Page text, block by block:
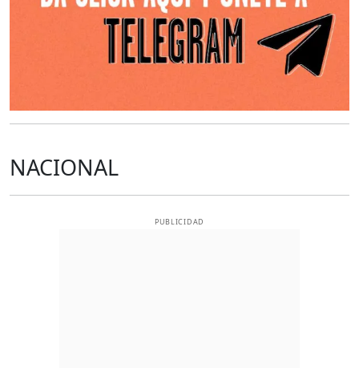
NACIONAL
PUBLICIDAD